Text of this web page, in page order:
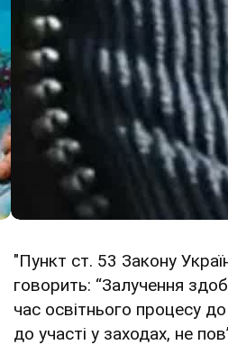
"Пункт ст. 53 Закону
говорить: “Залучення
час освітнього процесу
до участі у заходах, не